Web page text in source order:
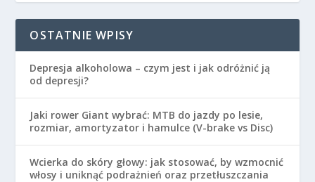
OSTATNIE WPISY
Depresja alkoholowa – czym jest i jak odróżnić ją
od depresji?
Jaki rower Giant wybrać: MTB do jazdy po lesie,
rozmiar, amortyzator i hamulce (V-brake vs Disc)
Wcierka do skóry głowy: jak stosować, by wzmocnić
włosy i uniknąć podrażnień oraz przetłuszczania